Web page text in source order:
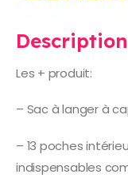
Description
Les + produit:
– Sac à langer à
– 13 poches
indispensables